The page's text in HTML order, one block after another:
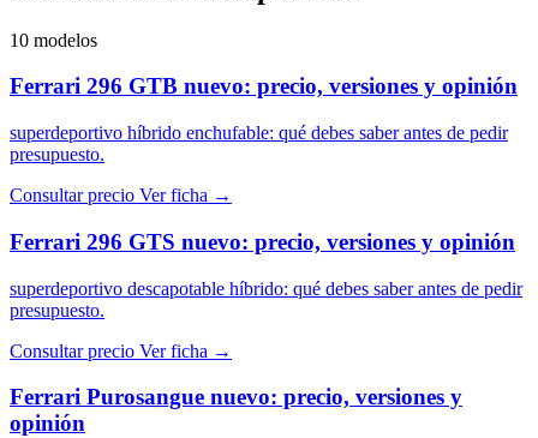
10 modelos
Ferrari 296 GTB nuevo: precio, versiones y opinión
superdeportivo híbrido enchufable: qué debes saber antes de pedir
presupuesto.
Consultar precio Ver ficha →
Ferrari 296 GTS nuevo: precio, versiones y opinión
superdeportivo descapotable híbrido: qué debes saber antes de pedir
presupuesto.
Consultar precio Ver ficha →
Ferrari Purosangue nuevo: precio, versiones y
opinión